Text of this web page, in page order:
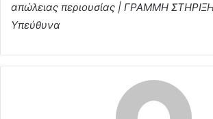
απώλειας περιουσίας | ΓΡΑΜΜΗ
Υπεύθυνα